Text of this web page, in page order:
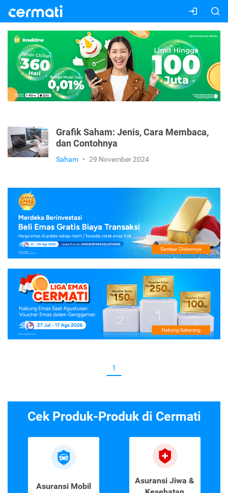
Grafik Saham: Jenis, Cara Membaca,
dan Contohnya
Saham • 29 November 2024
1
Cek Produk-Produk di Cermati
Asuransi Mobil
Asuransi Jiwa &